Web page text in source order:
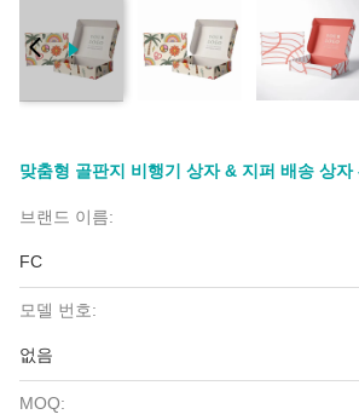
맞춤형 골판지 비행기 상자 & 지퍼 배송 상자
브랜드 이름:
FC
모델 번호:
없음
MOQ: